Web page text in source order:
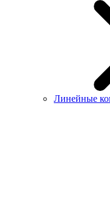
Линейные